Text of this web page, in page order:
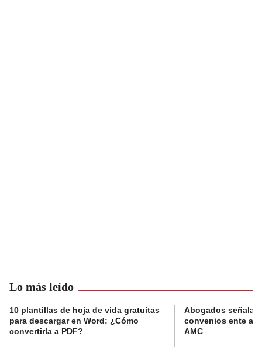
Lo más leído
10 plantillas de hoja de vida gratuitas
para descargar en Word: ¿Cómo
convertirla a PDF?
Abogados
convenios ente
AMC